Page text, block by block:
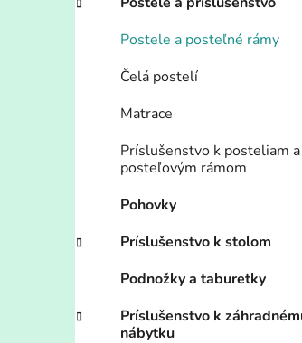
Postele a posteľné rámy
Čelá postelí
Matrace
Príslušenstvo k posteliam a
posteľovým rámom
Pohovky
Príslušenstvo k stolom
Podnožky a taburetky
Príslušenstvo k
nábytku